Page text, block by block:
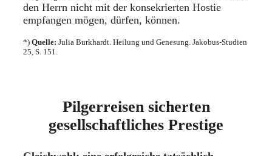
den Herrn nicht mit der konsekrierten Hostie
empfangen mögen, dürfen, können.
*) Quelle: Julia Burkhardt. Heilung und Genesung. Jakobus-Studien
25, S. 151.
Pilgerreisen sicherten
gesellschaftliches Prestige